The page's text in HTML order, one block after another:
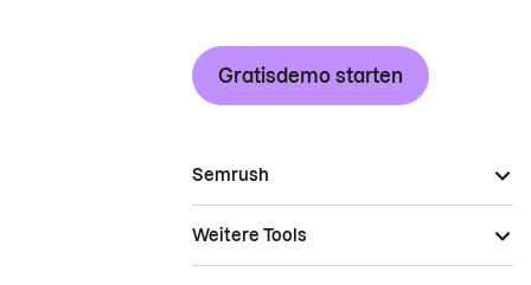
Gratisdemo starten
Semrush
Weitere Tools